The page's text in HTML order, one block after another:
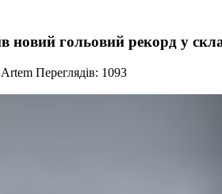
новий гольовий рекорд у
Artem Переглядів: 1093